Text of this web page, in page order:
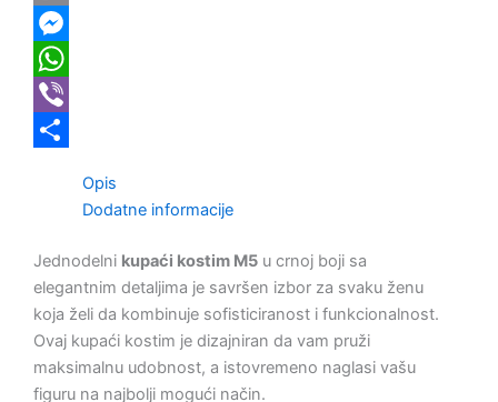
Copy
Link
Messenger
WhatsApp
Viber
Opis
Dodatne informacije
Jednodelni kupaći kostim M5 u crnoj boji sa
elegantnim detaljima je savršen izbor za svaku ženu
koja želi da kombinuje sofisticiranost i funkcionalnost.
Ovaj kupaći kostim je dizajniran da vam pruži
maksimalnu udobnost, a istovremeno naglasi vašu
figuru na najbolji mogući način.